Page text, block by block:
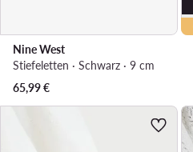
Nine West
Stiefeletten · Schwarz · 9 cm
65,99€